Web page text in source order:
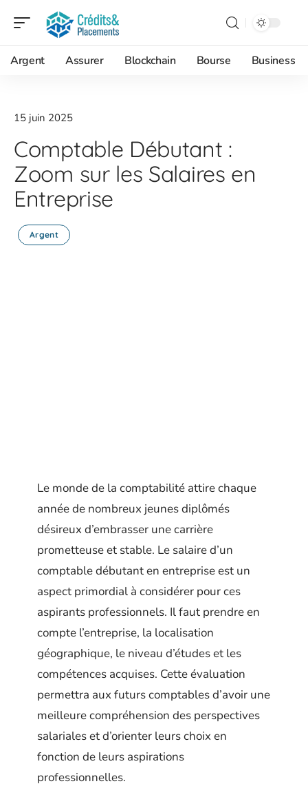
Argent Assurer Blockchain Bourse Business
15 juin 2025
Comptable Débutant :
Zoom sur les Salaires en
Entreprise
Argent
Le monde de la comptabilité attire chaque
année de nombreux jeunes diplômés
désireux d’embrasser une carrière
prometteuse et stable. Le salaire d’un
comptable débutant en entreprise est un
aspect primordial à considérer pour ces
aspirants professionnels. Il faut prendre en
compte l’entreprise, la localisation
géographique, le niveau d’études et les
compétences acquises. Cette évaluation
permettra aux futurs comptables d’avoir une
meilleure compréhension des perspectives
salariales et d’orienter leurs choix en
fonction de leurs aspirations
professionnelles.